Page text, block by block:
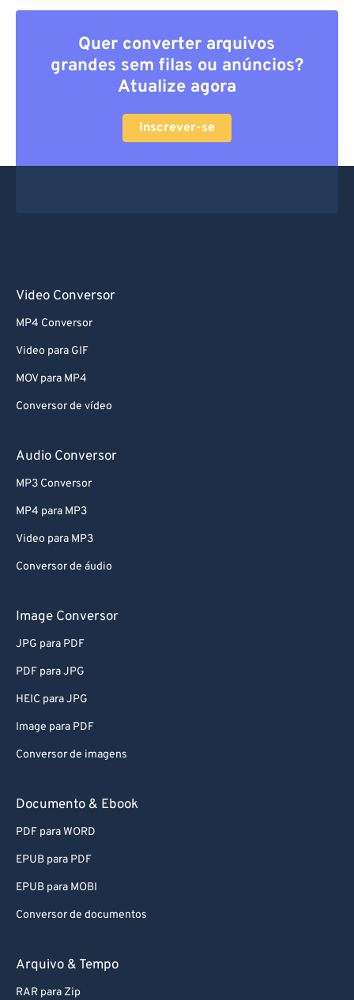
Quer converter arquivos
grandes sem filas ou anúncios?
Atualize agora
Inscrever-se
Video Conversor
MP4 Conversor
Video para GIF
MOV para MP4
Conversor de vídeo
Audio Conversor
MP3 Conversor
MP4 para MP3
Video para MP3
Conversor de áudio
Image Conversor
JPG para PDF
PDF para JPG
HEIC para JPG
Image para PDF
Conversor de imagens
Documento & Ebook
PDF para WORD
EPUB para PDF
EPUB para MOBI
Conversor de documentos
Arquivo & Tempo
RAR para Zip